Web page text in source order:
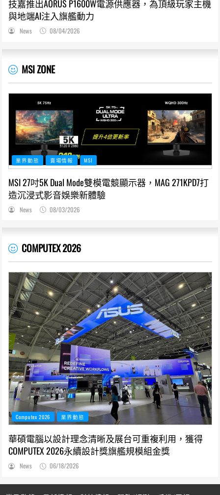
技嘉推出AORUS P1600W電源供應器，為頂級玩家主機
與地端AI注入旗艦動力
News 08/04/2026
MSI ZONE
業界動態 賣場情報 MSI
MSI 27吋5K Dual Mode雙模電競顯示器，MAG 271KPD7打
造沉浸式影音娛樂新體驗
News 08/03/2026
COMPUTEX 2026
Computex 2026 業界動態
華碩電腦以設計理念清晰及展台可重複利用，獲得
COMPUTEX 2026永續設計獎旗艦規模組金獎
News 06/18/2026